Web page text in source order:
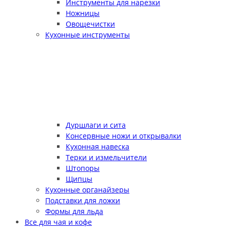
Инструменты для нарезки
Ножницы
Овощечистки
Кухонные инструменты
Дуршлаги и сита
Консервные ножи и открывалки
Кухонная навеска
Терки и измельчители
Штопоры
Щипцы
Кухонные органайзеры
Подставки для ложки
Формы для льда
Все для чая и кофе